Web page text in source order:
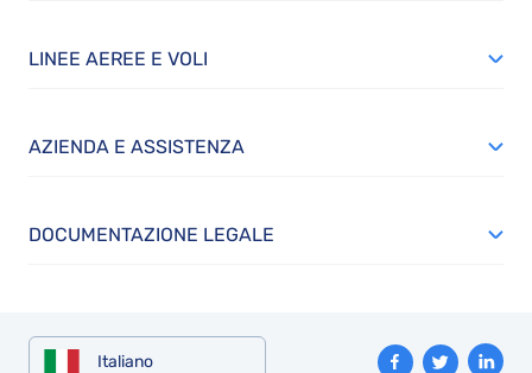
LINEE AEREE E VOLI
AZIENDA E ASSISTENZA
DOCUMENTAZIONE LEGALE
Italiano